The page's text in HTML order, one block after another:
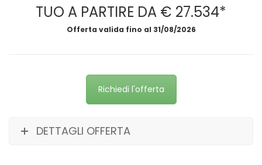
TUO A PARTIRE DA € 27.534*
Offerta valida fino al 31/08/2026
Richiedi l'offerta
DETTAGLI OFFERTA